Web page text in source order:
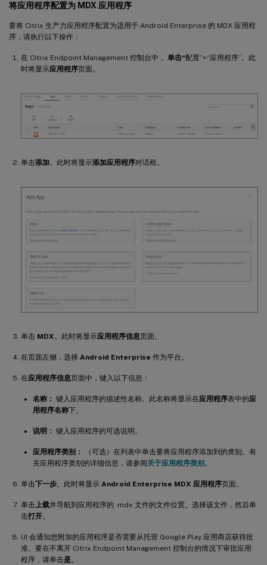
将应用程序配置为 MDX 应用程序
要将 Citrix 生产力应用程序配置为适用于 Android Enterprise 的 MDX 应用程
序，请执行以下操作：
在 Citrix Endpoint Management 控制台中， 单击“配置”>“应用程序”。此
时将显示应用程序页面。
单击添加。此时将显示添加应用程序对话框。
单击 MDX。此时将显示应用程序信息页面。
在页面左侧，选择 Android Enterprise 作为平台。
在应用程序信息页面中，键入以下信息：
名称： 键入应用程序的描述性名称。此名称将显示在应用程序表中的应
用程序名称下。
说明： 键入应用程序的可选说明。
应用程序类别：
（可选）在列表中单击要将应用程序添加到的类别。有
关应用程序类别的详细信息，请参阅 关于应用程序类别 。
单击下一步。此时将显示 Android Enterprise MDX 应用程序页面。
单击上载并导航到应用程序的 .mdx 文件的文件位置。选择该文件，然后单
击打开。
UI 会通知您附加的应用程序是否需要从托管 Google Play 应用商店获得批
准。要在不离开 Citrix Endpoint Management 控制台的情况下审批应用
程序，请单击是。